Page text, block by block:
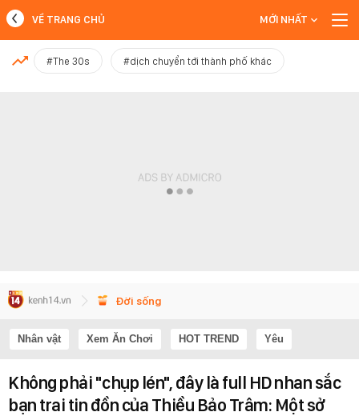
MỚI NHẤT
VỀ TRANG CHỦ MỚI NHẤT
#The 30s #dịch chuyển tới thành phố khác
Đời sống
Nhân vật Xem Ăn Chơi HOT TREND Yêu
Không phải "chụp lén", đây là full HD nhan sắc
bạn trai tin đồn của Thiều Bảo Trâm: Một sở